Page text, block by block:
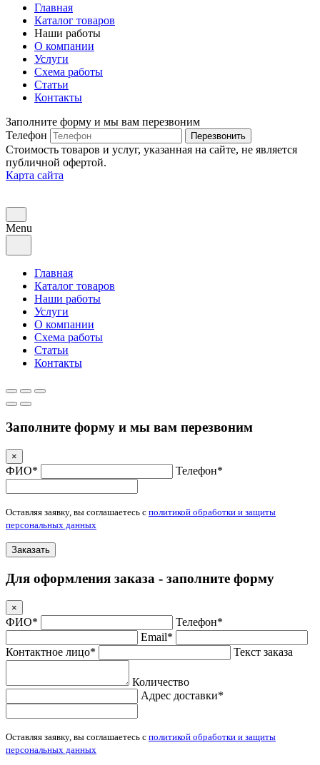
Главная
Каталог товаров
Наши работы
О компании
Услуги
Схема работы
Статьи
Контакты
Заполните форму и мы вам перезвоним
Телефон
Перезвонить
Стоимость товаров и услуг, указанная на сайте, не является
публичной офертой.
Карта сайта
Menu
Главная
Каталог товаров
Наши работы
Услуги
О компании
Схема работы
Статьи
Контакты
Заполните форму и мы вам перезвоним
×
ФИО* Телефон*
Оставляя заявку, вы соглашаетесь с политикой обработки и защиты
персональных данных
Заказать
Для оформления заказа - заполните форму
×
ФИО*
Телефон*
Email*
Контактное лицо*
Текст заказа
Количество
Адрес доставки*
Оставляя заявку, вы соглашаетесь с политикой обработки и защиты
персональных данных